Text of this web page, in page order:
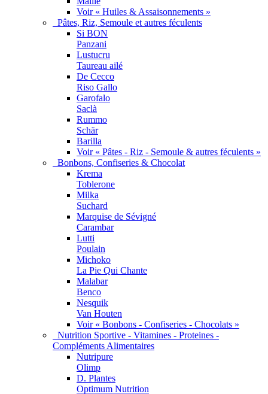
Voir « Huiles & Assaisonnements »
Pâtes, Riz, Semoule et autres féculents
Si BON
Panzani
Lustucru
Taureau ailé
De Cecco
Riso Gallo
Garofalo
Saclà
Rummo
Schär
Barilla
Voir « Pâtes - Riz - Semoule & autres féculents »
Bonbons, Confiseries & Chocolat
Krema
Toblerone
Milka
Suchard
Marquise de Sévigné
Carambar
Lutti
Poulain
Michoko
La Pie Qui Chante
Malabar
Benco
Nesquik
Van Houten
Voir « Bonbons - Confiseries - Chocolats »
Nutrition Sportive - Vitamines - Proteines -
Compléments Alimentaires
Nutripure
Olimp
D. Plantes
Optimum Nutrition